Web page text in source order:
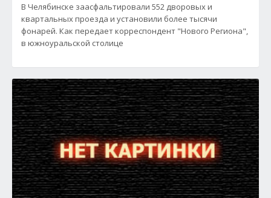
В Челябинске заасфальтировали 552 дворовых и
квартальных проезда и установили более тысячи
фонарей. Как передает корреспондент "Нового Региона",
в южноуральской столице